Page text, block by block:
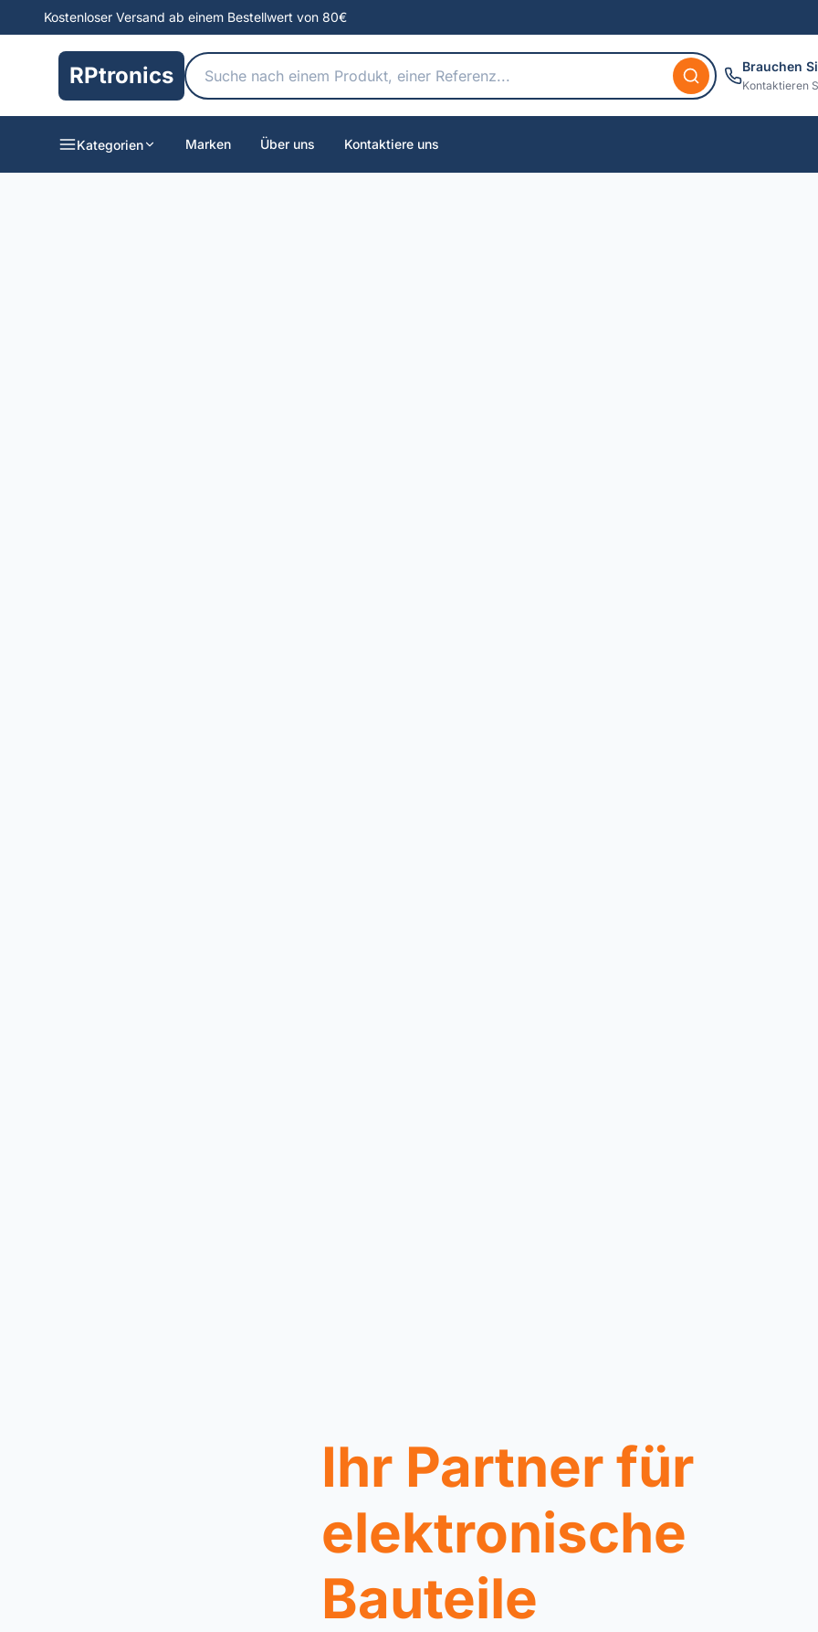
Kostenloser Versand ab einem Bestellwert von 80€
RPtronics Brauchen
Kontaktieren
Kategorien Marken Über uns Kontaktiere uns
Ihr Partner für
elektronische
Bauteile